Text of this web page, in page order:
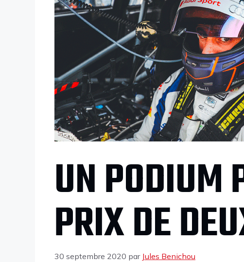
UN PODIUM
PRIX DE
30 septembre 2020 par Jules Benichou